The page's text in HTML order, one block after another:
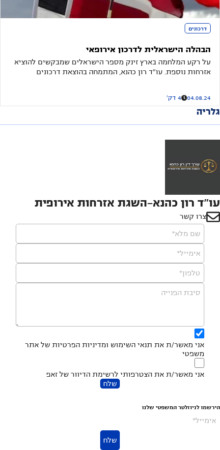
דרכונים
הבהלה הישראלית לדרכון אירופאי
על רקע המלחמה בארץ זינק מספר הישראלים שמבקשים להוציא
אזרחות נוספת. עו"ד רון כהנא, המתמחה בהוצאת דרכונים
04.08.24 4 דק'
גלריה
עו"ד רון כהנא-השגת אזרחות אירופית
צרו קשר
שם מלא*
אימייל*
טלפון*
סיבת הפנייה
אני מאשר/ת את תנאי השימוש ומדיניות הפרטיות של אתר
משפטי
אני מאשר/ת את הצטרפותי לרשימת הדיוור של זאפ
שלח
הירשמו לניוזלטר המשפטי שלנו
אימייל*
שלח